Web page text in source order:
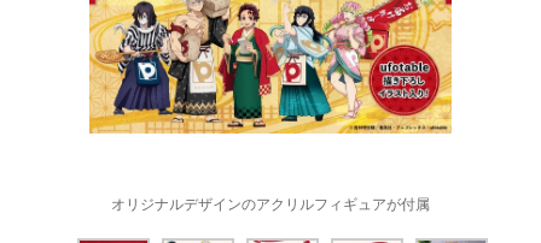
オリジナルデザインのアクリルフィギュアが付属